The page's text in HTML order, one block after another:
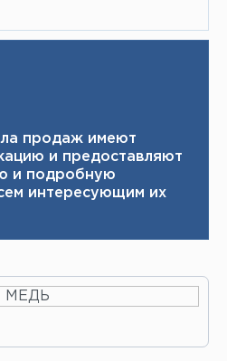
продаж имеют
и ​ предоставляют
и подробную
интересующим их